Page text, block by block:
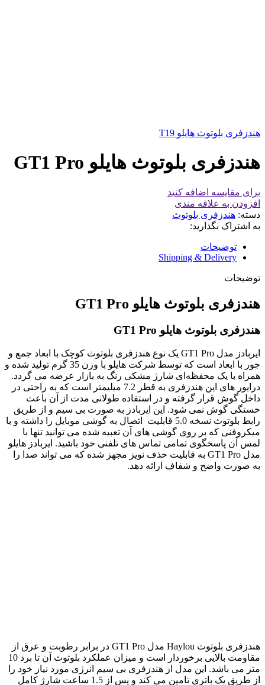
هندزفری بلوتوث هایلو T19
هندزفری بلوتوث هایلو GT1 Pro
برای مقایسه اضافه کنید
افزودن به علاقه مندی
دسته: هندزفری بلوتوث
به اشتراک بگذارید:
توضیحات
Shipping & Delivery
توضیحات
هندزفری بلوتوث هایلو GT1 Pro
هندزفری بلوتوث هایلو GT1 Pro
ایربادز مدل GT1 Pro یک نوع هندزفری بلوتوث کوچک با ابعاد جمع و
جور با ابعاد است که توسط شرکت هایلو با وزن 35 گرم تولید شده و
همراه با یک محفظه‌ای شارژ مشکی رنگ به بازار عرضه می گردد.
درایور های این هندزفری به قطر 7.2 میلیمتر است که به راحتی در
داخل گوش قرار گرفته و در استفاده طولانی مدت از آن باعث
خستگی گوش نمی شود. این ایربادز به صورت بی سیم و از طریق
رابط بلوتوث نسخه 5.0 قابلیت اتصال به گوشی موبایل را داشته و با
میکروفنی که بر روی گوشی های آن تعبیه شده می توانید تنها با
لمس آن پاسخگوی تمامی تماس های تلفنی خود باشید. ایربادز هایلو
مدل GT1 Pro به قابلیت حذف نویز مجهز شده که می تواند صدا را
به صورت واضح و شفاف ارائه دهد.
هندزفری بلوتوث Haylou مدل GT1 Pro در برابر رطوبت و عرق از
مقاومت بالایی برخوردار است و میزان عملکرد بلوتوث آن تا برد 10
متر می باشد. این مدل از هندزفری بی سیم انرژی مورد نیاز خود را
از طریق یک باتری تامین می کند و پس از 1.5 ساعت شارژ کامل